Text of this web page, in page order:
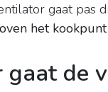
gaat pas
het
gaat de